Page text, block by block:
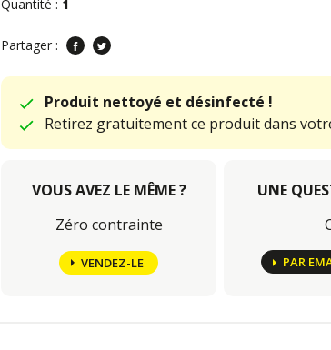
Quantité : 1
Partager :
Produit nettoyé et désinfecté !
Retirez gratuitement ce produit dans
VOUS AVEZ LE MÊME ?
Zéro contrainte
VENDEZ-LE
UNE
PAR